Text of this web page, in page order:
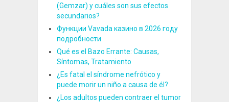
(Gemzar) y cuáles son sus efectos
secundarios?
Функции Vavada казино в 2026 году
подробности
Qué es el Bazo Errante: Causas,
Síntomas, Tratamiento
¿Es fatal el síndrome nefrótico y
puede morir un niño a causa de él?
¿Los adultos pueden contraer el tumor